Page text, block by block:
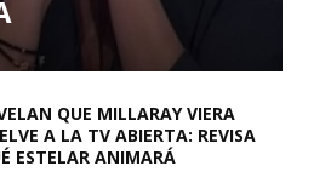
QUE MILLARAY VIERA
A LA TV ABIERTA: REVISA
ESTELAR ANIMARÁ